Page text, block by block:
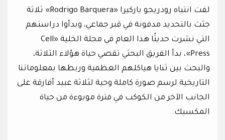
لفت انتباه رودريجو باركيرا «Rodrigo Barquera» ثلاثة
جثث بالتحديد مدفونة في قبر جماعي، وبدأوا دراستهم
التي نشرت حديثًا هذا العام في مجلة الخلية «Cell
Press»، بدأ الفريق البحثي تقصي حياة هؤلاء الثلاثة،
والبحث بين ثنايا هياكلهم العظمية وربطها بمعلوماتنا
التاريخية لرسم صورة كاملة وحية لثلاثة عبيد أفارقة على
الجانب الآخر من الكوكب في فترة موبوءة من حياة
المكسيك.